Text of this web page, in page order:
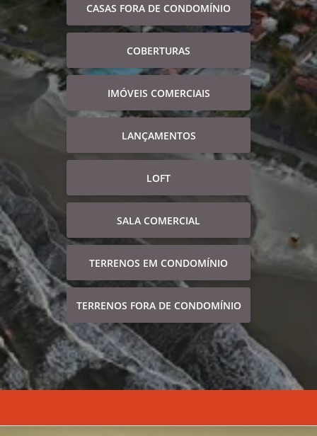
CASAS FORA DE CONDOMÍNIO
COBERTURAS
IMÓVEIS COMERCIAIS
LANÇAMENTOS
LOFT
SALA COMERCIAL
TERRENOS EM CONDOMÍNIO
TERRENOS FORA DE CONDOMÍNIO